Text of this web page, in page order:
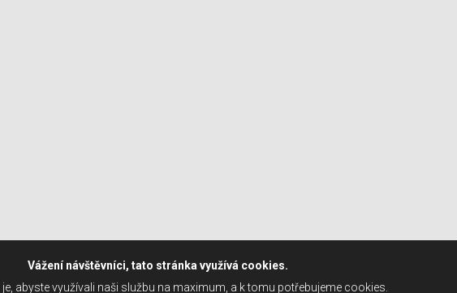
Vážení návštěvníci, tato stránka využívá cookies.
abyste využívali naši službu na maximum, a k tomu potřebujeme cookies.